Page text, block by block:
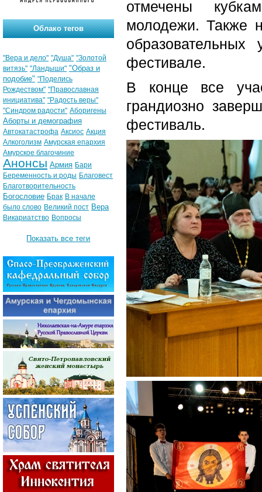
отмечены
молодежи. Также
фестивале.
В конце все
грандиозно
фестиваль.
Облако тегов
"Вера и дело" "Душа" "Золотой
витязь" "Ландыши" "Образ и
подобие" "Поделись
Рождеством" "Православная
инициатива" "Радость веры"
"Синдром радости" Аборигены
Аборты и демография
Автокатастрофа Аксиос Акция
Алкоголизм Амурская епархия
Амурское благочиние
Анонсы Армия Бари
Беременность и роды Благовест
Благотворительность
Богословие Брак В начале
было слово Великий пост Вера
Викариатство Вопросы
Показать все теги